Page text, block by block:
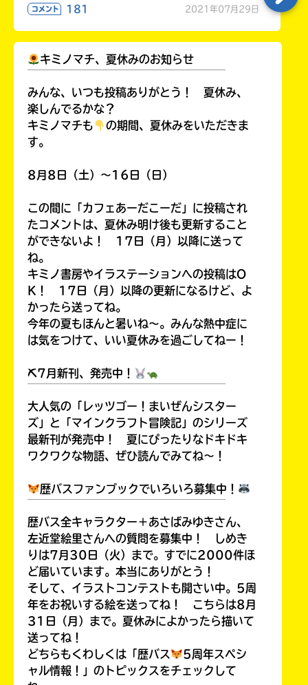
コメント 181 2021年07月29日
キミノマチ、夏休みのお知らせ
みんな、いつも投稿ありがとう！ 夏休み、
楽しんでるかな？
キミノマチも
の期間、夏休みをいただきま
す。
8月8日（土）～16日（日）
この間に「カフェあーだこーだ」に投稿され
たコメントは、夏休み明け後も更新すること
ができないよ！ 17日（月）以降に送って
ね。
キミノ書房やイラステーションへの投稿はO
K！ 17日（月）以降の更新になるけど、よ
かったら送ってね。
今年の夏もほんと暑いね～。みんな熱中症に
は気をつけて、いい夏休みを過ごしてねー！
⛏7月新刊、発売中！
大人気の「レッツゴー！まいぜんシスター
ズ」と「マインクラフト冒険記」のシリーズ
最新刊が発売中！ 夏にぴったりなドキドキ
ワクワクな物語、ぜひ読んでみてね～！
歴バスファンブックでいろいろ募集中！
歴バス全キャラクター＋あさばみゆきさん、
左近堂絵里さんへの質問を募集中！ しめき
りは7月30日（火）まで。すでに2000件ほ
ど届いています。本当にありがとう！
そして、イラストコンテストも開さい中。5周
年をお祝いする絵を送ってね！ こちらは8月
31日（月）まで。夏休みによかったら描いて
送ってね！
どちらもくわしくは「歴バス
5周年スペシ
ャル情報！」のトピックスをチェックして